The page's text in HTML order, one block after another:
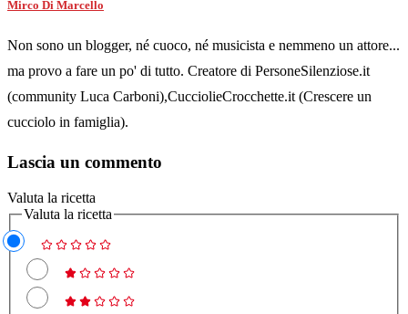
Mirco Di Marcello
Non sono un blogger, né cuoco, né musicista e nemmeno un attore...
ma provo a fare un po' di tutto. Creatore di PersoneSilenziose.it
(community Luca Carboni),CucciolieCrocchette.it (Crescere un
cucciolo in famiglia).
Lascia un commento
Valuta la ricetta
Valuta la ricetta